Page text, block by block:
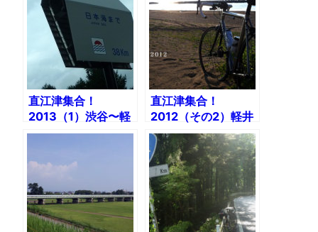
直江津集合！
2013（1）渋谷〜軽
井沢187ｋｍ
直江津集合！
2012（その2）軽井
沢〜直江津港船見公
園